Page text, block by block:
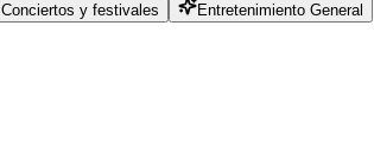
Conciertos y festivales Entretenimiento General